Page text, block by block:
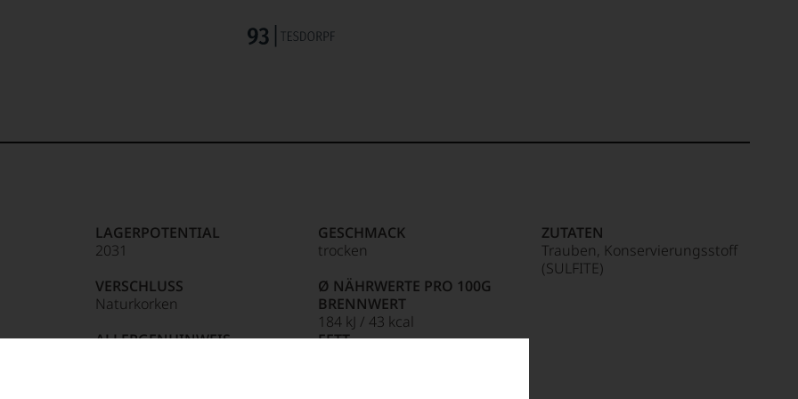
LAGERPOTENTIAL
2031
VERSCHLUSS
Naturkorken
ALLERGENHINWEIS
GESCHMACK
trocken
Ø NÄHRWERTE PRO 100G
BRENNWERT
184 kJ / 43 kcal
FETT
ZUTATEN
Trauben, Konservierungsstoff
(SULFITE)